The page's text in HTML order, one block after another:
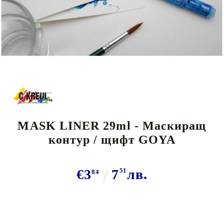
MASK LINER 29ml - Маскиращ
контур / щифт GOYA
€384 751 лв.